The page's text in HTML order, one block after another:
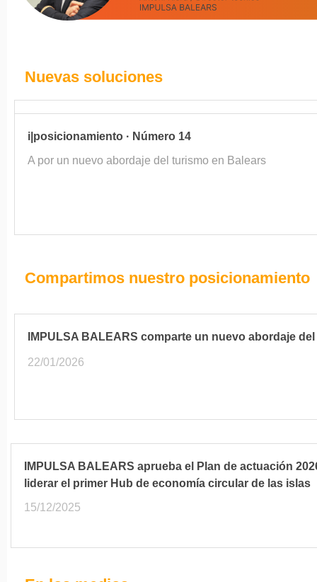
Nuevas soluciones
i|posicionamiento · Número 14
A por un nuevo abordaje del turismo en Balears
Compartimos nuestro posicionamiento
IMPULSA BALEARS comparte un nuevo abordaje
22/01/2026
IMPULSA BALEARS aprueba el Plan de actuación
liderar el primer Hub de economía circular de las islas
15/12/2025